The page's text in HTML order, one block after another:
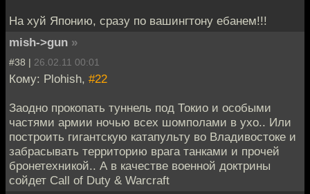
На хуй Японию, сразу по вашингтону ебанем!!!
mish->gun »
#38 | 26.02.11 00:01
Кому: Plohish, #22
Заодно прокопать туннель под Токио и особыми
частями армии ночью всех шомполами в ухо.. Или
построить гигантскую катапульту во Владивостоке и
забрасывать территорию врага танками и прочей
бронетехникой.. А в качестве военной доктрины
сойдет Call of Duty & Warcraft